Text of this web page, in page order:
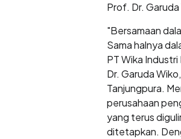
Prof. Dr.
"Bersamaan
Sama halnya
PT Wika
Dr. Garuda
Tanjungpura.
perusahaan
yang terus
ditetapkan.